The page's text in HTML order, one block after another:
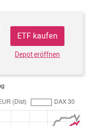
ETF kaufen
Depot eröffnen